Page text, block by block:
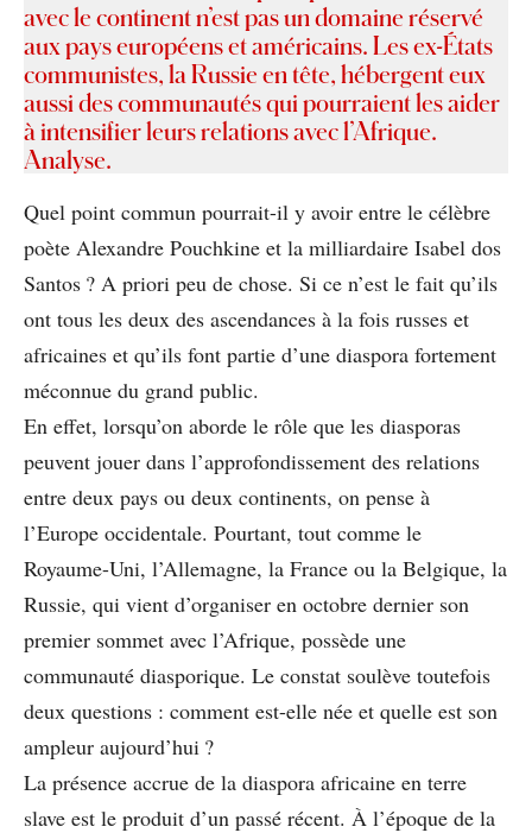
avec le continent n’est pas un domaine réservé
aux pays européens et américains. Les ex-États
communistes, la Russie en tête, hébergent eux
aussi des communautés qui pourraient les aider
à intensifier leurs relations avec l’Afrique.
Analyse.
Quel point commun pourrait-il y avoir entre le célèbre
poète Alexandre Pouchkine et la milliardaire Isabel dos
Santos ? A priori peu de chose. Si ce n’est le fait qu’ils
ont tous les deux des ascendances à la fois russes et
africaines et qu’ils font partie d’une diaspora fortement
méconnue du grand public.
En effet, lorsqu’on aborde le rôle que les diasporas
peuvent jouer dans l’approfondissement des relations
entre deux pays ou deux continents, on pense à
l’Europe occidentale. Pourtant, tout comme le
Royaume-Uni, l’Allemagne, la France ou la Belgique, la
Russie, qui vient d’organiser en octobre dernier son
premier sommet avec l’Afrique, possède une
communauté diasporique. Le constat soulève toutefois
deux questions : comment est-elle née et quelle est son
ampleur aujourd’hui ?
La présence accrue de la diaspora africaine en terre
slave est le produit d’un passé récent. À l’époque de la